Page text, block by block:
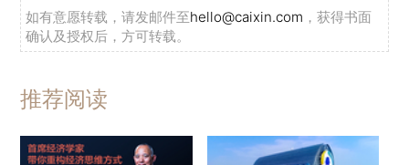
如有意愿转载，请发邮件至hello@caixin.com ，获得书面
确认及授权后，方可转载。
推荐阅读